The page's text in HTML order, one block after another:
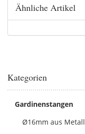
Ähnliche Artikel
Kategorien
Gardinenstangen
Ø16mm aus Metall